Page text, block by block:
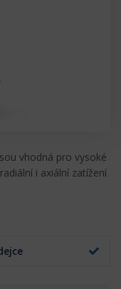
vhodná pro vysoké
i axiální zatížení